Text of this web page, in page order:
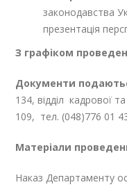
законодавства
презентація
З графіком
Документи
134, відділ кадрової
109, тел. (048)776 01
Матеріали
Наказ Департаменту